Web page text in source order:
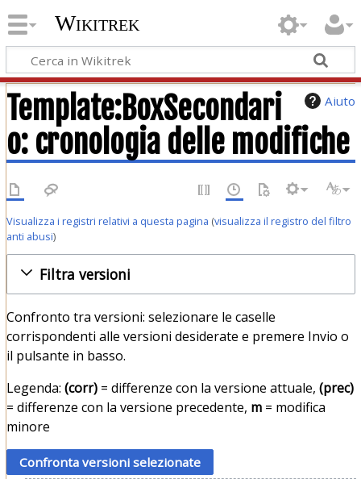
Wikitrek
Aiuto
Template:BoxSecondari
o: cronologia delle modifiche
Visualizza i registri relativi a questa pagina (visualizza il registro del filtro
anti abusi)
Filtra versioni
Confronto tra versioni: selezionare le caselle
corrispondenti alle versioni desiderate e premere Invio o
il pulsante in basso.
Legenda: (corr)= differenze con la versione attuale, (prec)
= differenze con la versione precedente, m= modifica
minore